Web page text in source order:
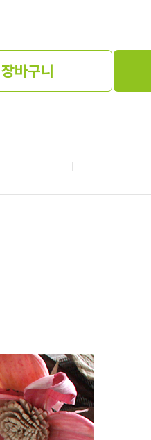
장바구니